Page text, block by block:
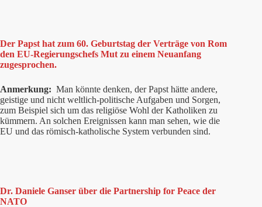
Der Papst hat zum 60. Geburtstag der Verträge von Rom
den EU-Regierungschefs Mut zu einem Neuanfang
zugesprochen.
Anmerkung: Man könnte denken, der Papst hätte andere,
geistige und nicht weltlich-politische Aufgaben und Sorgen,
zum Beispiel sich um das religiöse Wohl der Katholiken zu
kümmern. An solchen Ereignissen kann man sehen, wie die
EU und das römisch-katholische System verbunden sind.
Dr. Daniele Ganser über die Partnership for Peace der
NATO